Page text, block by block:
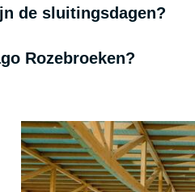
de sluitingsdagen?
Rozebroeken?